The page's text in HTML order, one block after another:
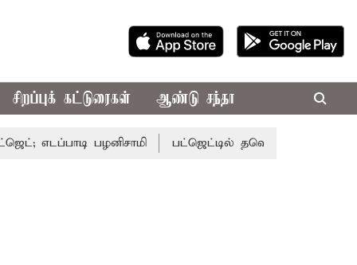
சிறப்புக் கட்டுரைகள் ஆண்டு சந்தா
பழனிசாமி பட்ஜெட்டில் தவெக அரசின் வாக்குறுதிகள்